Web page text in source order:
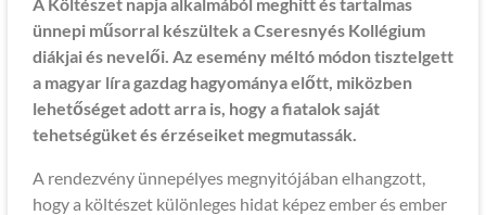
ünnepi műsorral készültek a Cseresnyés Kollégium
diákjai és nevelői. Az esemény méltó módon tisztelgett
a magyar líra gazdag hagyománya előtt, miközben
lehetőséget adott arra is, hogy a fiatalok saját
tehetségüket és érzéseiket megmutassák.
A rendezvény ünnepélyes megnyitójában elhangzott,
hogy a költészet különleges hidat képez ember és ember